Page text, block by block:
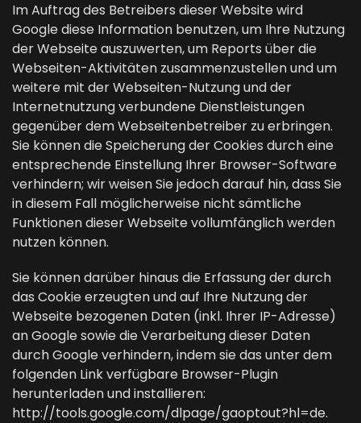
Im Auftrag des Betreibers dieser Website wird
Google diese Information benutzen, um Ihre Nutzung
der Webseite auszuwerten, um Reports über die
Webseiten-Aktivitäten zusammenzustellen und um
weitere mit der Webseiten-Nutzung und der
Internetnutzung verbundene Dienstleistungen
gegenüber dem Webseitenbetreiber zu erbringen.
Sie können die Speicherung der Cookies durch eine
entsprechende Einstellung Ihrer Browser-Software
verhindern; wir weisen Sie jedoch darauf hin, dass Sie
in diesem Fall möglicherweise nicht sämtliche
Funktionen dieser Webseite vollumfänglich werden
nutzen können.
Sie können darüber hinaus die Erfassung der durch
das Cookie erzeugten und auf Ihre Nutzung der
Webseite bezogenen Daten (inkl. Ihrer IP-Adresse)
an Google sowie die Verarbeitung dieser Daten
durch Google verhindern, indem sie das unter dem
folgenden Link verfügbare Browser-Plugin
herunterladen und installieren:
http://tools.google.com/dlpage/gaoptout?hl=de.